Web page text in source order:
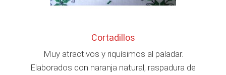
Cortadillos
Muy atractivos y riquísimos al paladar.
Elaborados con naranja natural, raspadura de